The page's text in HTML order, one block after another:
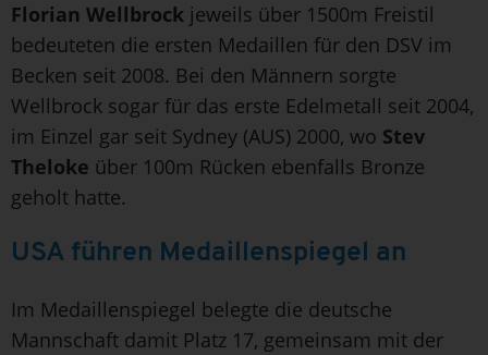
Florian Wellbrock jeweils über 1500m Freistil
bedeuteten die ersten Medaillen für den DSV im
Becken seit 2008. Bei den Männern sorgte
Wellbrock sogar für das erste Edelmetall seit 2004,
im Einzel gar seit Sydney (AUS) 2000, wo Stev
Theloke über 100m Rücken ebenfalls Bronze
geholt hatte.
USA führen Medaillenspiegel an
Im Medaillenspiegel belegte die deutsche
Mannschaft damit Platz 17, gemeinsam mit der